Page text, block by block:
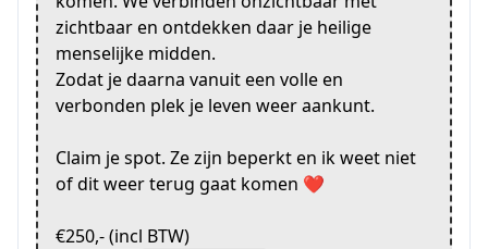
zichtbaar en ontdekken daar je heilige
menselijke midden.
Zodat je daarna vanuit een volle en
verbonden plek je leven weer aankunt.
Claim je spot. Ze zijn beperkt en ik weet niet
of dit weer terug gaat komen ❤️
€250,- (incl BTW)